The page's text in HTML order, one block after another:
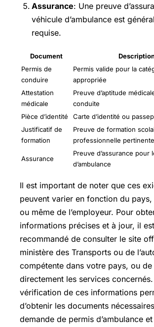
Assurance: Une preuve
véhicule d’ambulance est
requise.
Document
Permis de
conduire
Permis valide pour la
appropriée
Attestation
médicale
Preuve d’aptitude
conduite
Pièce d’identité
Carte d’identité ou
Justificatif de
formation
Preuve de formation
professionnelle pertinente
Assurance
Preuve d’assurance pour
d’ambulance
Il est important de noter que ces
peuvent varier en fonction du
ou même de l’employeur. Pour
informations précises et à jour, il est
recommandé de consulter le site
ministère des Transports ou de
compétente dans votre pays, ou
directement les services
vérification de ces informations
d’obtenir les documents
demande de permis d’ambulance